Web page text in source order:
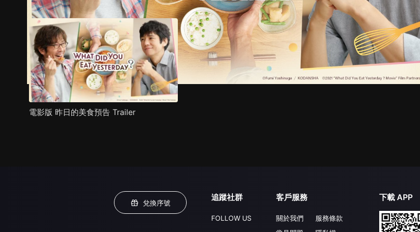
電影版 昨日的美食預告 Trailer
兌換序號
追蹤社群
FOLLOW US
客戶服務
關於我們
服務條款
下載 APP